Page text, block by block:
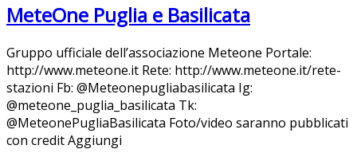
MeteOne Puglia e Basilicata
Gruppo ufficiale dell’associazione Meteone Portale:
http://www.meteone.it Rete: http://www.meteone.it/rete-
stazioni Fb: @Meteonepugliabasilicata Ig:
@meteone_puglia_basilicata Tk:
@MeteonePugliaBasilicata Foto/video saranno pubblicati
con credit Aggiungi